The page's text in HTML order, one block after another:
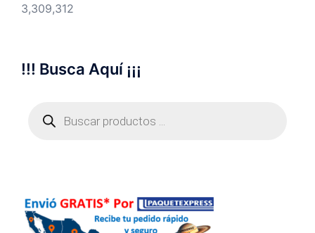
3,309,312
!!! Busca Aquí ¡¡¡
productos